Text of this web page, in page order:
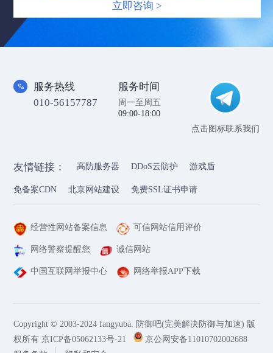
立即咨询 >
服务热线
010-56157787
服务时间
周一至周五
09:00-18:00
点击图标联系我们
友情链接： 高防服务器 DDoS云防护 游戏盾
免备案CDN 北京网站建设 免费SSL证书申请
经营性网站备案信息 可信网站信用评价
网络警察提醒您 诚信网站
中国互联网举报中心 网络举报APP下载
Copyright © 2003-2024 fangyuba. 防御吧(完美解决防御与加速) 版
权所有京ICP备05062133号-21
京公网安备11010702002688